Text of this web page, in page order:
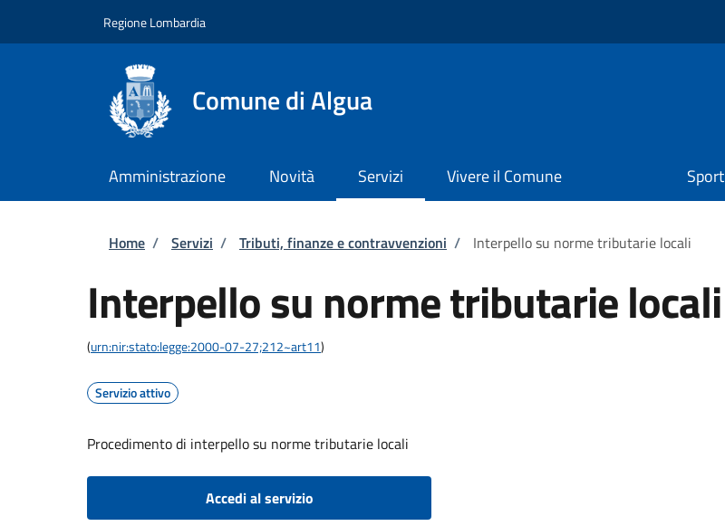
Regione Lombardia
Comune di Algua
Amministrazione Novità Servizi Vivere il Comune Sport
Briciole di pane
Home / Servizi / Tributi, finanze e contravvenzioni / Interpello su norme tributarie locali
Interpello su norme tributarie locali
(urn:nir:stato:legge:2000-07-27;212~art11)
Servizio attivo
Procedimento di interpello su norme tributarie locali
Accedi al servizio